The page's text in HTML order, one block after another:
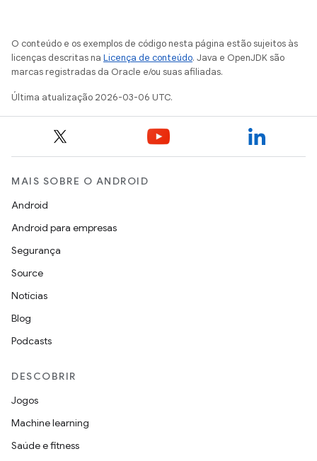
O conteúdo e os exemplos de código nesta página estão sujeitos às
licenças descritas na Licença de conteúdo. Java e OpenJDK são
marcas registradas da Oracle e/ou suas afiliadas.
Última atualização 2026-03-06 UTC.
MAIS SOBRE O ANDROID
Android
Android para empresas
Segurança
Source
Notícias
Blog
Podcasts
DESCOBRIR
Jogos
Machine learning
Saúde e fitness